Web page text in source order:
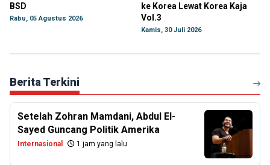
BSD
Rabu, 05 Agustus 2026
ke Korea Lewat Korea Kaja
Vol.3
Kamis, 30 Juli 2026
Berita Terkini
Setelah Zohran Mamdani, Abdul El-
Sayed Guncang Politik Amerika
Internasional 1 jam yang lalu